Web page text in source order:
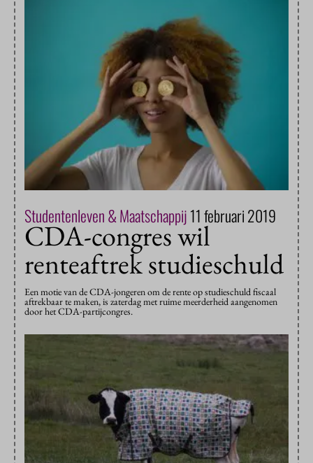
Studentenleven & Maatschappij11 februari 2019
CDA-congres wil
renteaftrek studieschuld
Een motie van de CDA-jongeren om de rente op studieschuld fiscaal
aftrekbaar te maken, is zaterdag met ruime meerderheid aangenomen
door het CDA-partijcongres.